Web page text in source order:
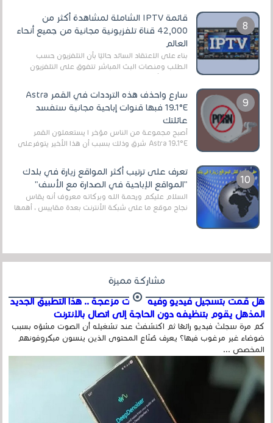
قائمة IPTV الشاملة لمشاهدة أكثر من
42,000 قناة تلفزيونية مجانية من جميع أنحاء
العالم
بناءً على الاعتقاد السائد حاليًا بأن التلفزيون حسب
الطلب ومنصات البث المباشر تتفوق على التلفزيون
الرقمي الأرضي التقليدي، يُعدّ IPTV-org خيار...
سارع واحذف هذه الترددات في القمر Astra
19.1°E فبها قنوات إباحية مجانية ستفسد
عائلتك
أصبح مجموعة من الناس مؤخر ا يستعملون القمر
Astra 19.1°E شرق وذلك بسبب أن هذا الأخير يتوفرعلى
تعرف على ترتيب أكثر المواقع زيارة في بلدك
"المواقع الإباحية في الصدارة مع الأسف"
السلام عليكم ورحمة الله وبركاته معروف أنه يقاس
نجاح موقع ما على شبكة الأنترنت بعدة مقاييس ، أهمها
مشاركة مميزة
هل قمت بتسجيل فيديو وفيه أصوت مزعجة .. هذا التطبيق الجديد
المذهل يقوم بتنظيفه دون الحاجة إلى اتصال بالإنترنت
كم مرة سجلتَ فيديو رائعًا ثم اكتشفتَ عند تشغيله أن الصوت مشوّه بسبب
ضوضاء غير مرغوب فيها؟ يعرف صُنّاع المحتوى الذين ينسون ميكروفونهم
المخصص ...